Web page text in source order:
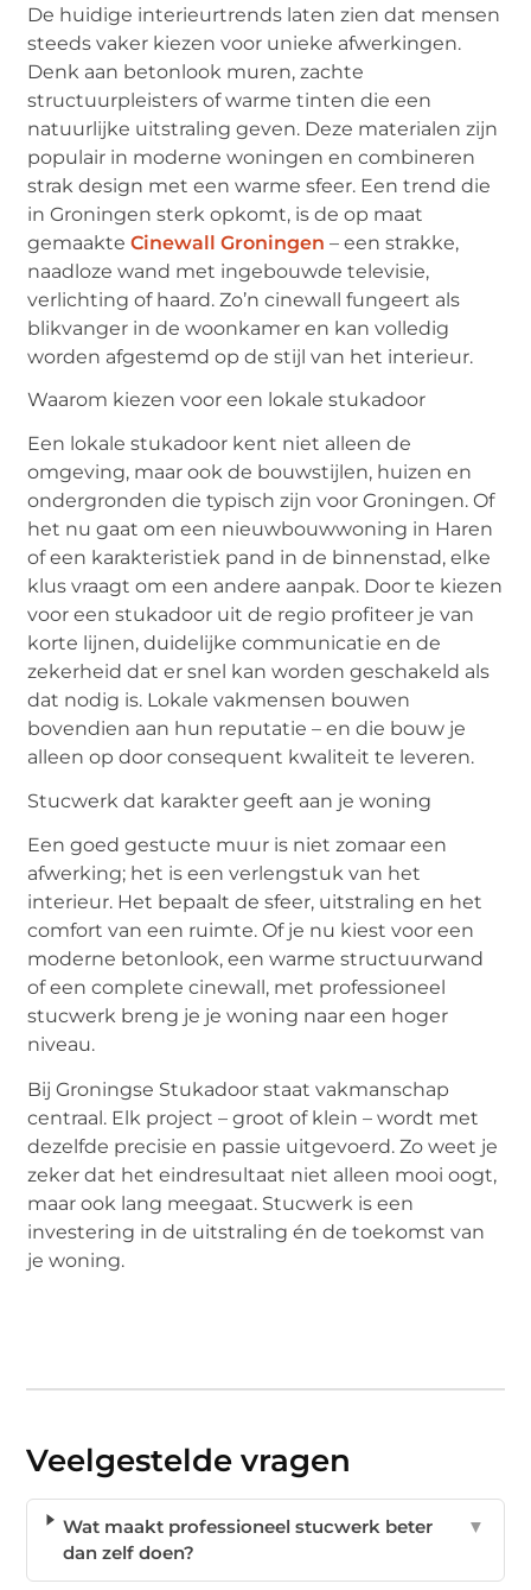
De huidige interieurtrends laten zien dat mensen
steeds vaker kiezen voor unieke afwerkingen.
Denk aan betonlook muren, zachte
structuurpleisters of warme tinten die een
natuurlijke uitstraling geven. Deze materialen zijn
populair in moderne woningen en combineren
strak design met een warme sfeer. Een trend die
in Groningen sterk opkomt, is de op maat
gemaakteCinewall Groningen – een strakke,
naadloze wand met ingebouwde televisie,
verlichting of haard. Zo’n cinewall fungeert als
blikvanger in de woonkamer en kan volledig
worden afgestemd op de stijl van het interieur.
Waarom kiezen voor een lokale stukadoor
Een lokale stukadoor kent niet alleen de
omgeving, maar ook de bouwstijlen, huizen en
ondergronden die typisch zijn voor Groningen. Of
het nu gaat om een nieuwbouwwoning in Haren
of een karakteristiek pand in de binnenstad, elke
klus vraagt om een andere aanpak. Door te kiezen
voor een stukadoor uit de regio profiteer je van
korte lijnen, duidelijke communicatie en de
zekerheid dat er snel kan worden geschakeld als
dat nodig is. Lokale vakmensen bouwen
bovendien aan hun reputatie – en die bouw je
alleen op door consequent kwaliteit te leveren.
Stucwerk dat karakter geeft aan je woning
Een goed gestucte muur is niet zomaar een
afwerking; het is een verlengstuk van het
interieur. Het bepaalt de sfeer, uitstraling en het
comfort van een ruimte. Of je nu kiest voor een
moderne betonlook, een warme structuurwand
of een complete cinewall, met professioneel
stucwerk breng je je woning naar een hoger
niveau.
Bij Groningse Stukadoor staat vakmanschap
centraal. Elk project – groot of klein – wordt met
dezelfde precisie en passie uitgevoerd. Zo weet je
zeker dat het eindresultaat niet alleen mooi oogt,
maar ook lang meegaat. Stucwerk is een
investering in de uitstraling én de toekomst van
je woning.
Veelgestelde vragen
Wat maakt professioneel stucwerk beter
dan zelf doen?
▼